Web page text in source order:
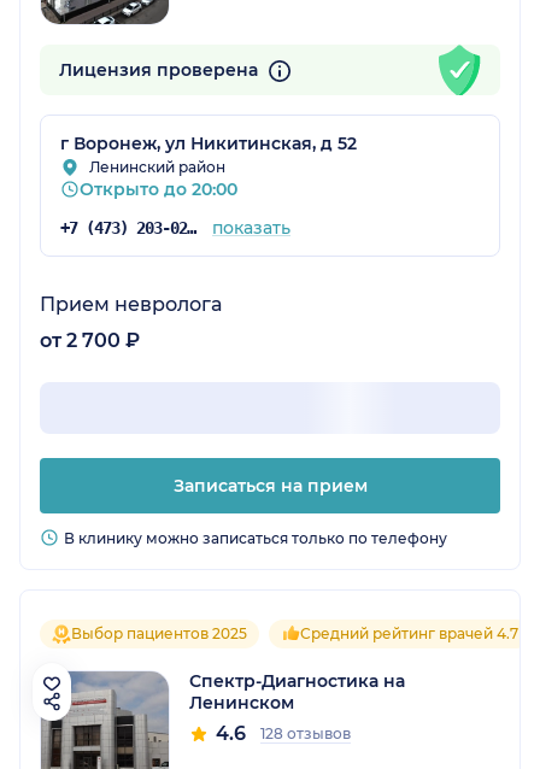
Лицензия проверена
г Воронеж, ул Никитинская, д 52
Ленинский район
Открыто до 20:00
+7 (473) 203-02-74 показать
Прием невролога
от 2 700 ₽
Записаться на прием
В клинику можно записаться только по телефону
Выбор пациентов 2025 Средний рейтинг врачей 4.7
Спектр-Диагностика на
Ленинском
4.6 128 отзывов